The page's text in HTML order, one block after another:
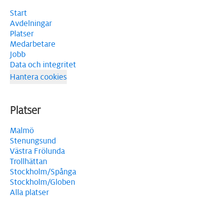
Start
Avdelningar
Platser
Medarbetare
Jobb
Data och integritet
Hantera cookies
Platser
Malmö
Stenungsund
Västra Frölunda
Trollhättan
Stockholm/Spånga
Stockholm/Globen
Alla platser